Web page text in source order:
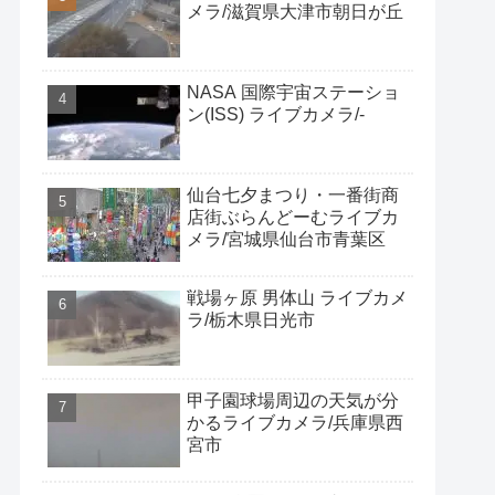
メラ/滋賀県大津市朝日が丘
NASA 国際宇宙ステーショ
ン(ISS) ライブカメラ/-
仙台七夕まつり・一番街商
店街ぶらんどーむライブカ
メラ/宮城県仙台市青葉区
戦場ヶ原 男体山 ライブカメ
ラ/栃木県日光市
甲子園球場周辺の天気が分
かるライブカメラ/兵庫県西
宮市